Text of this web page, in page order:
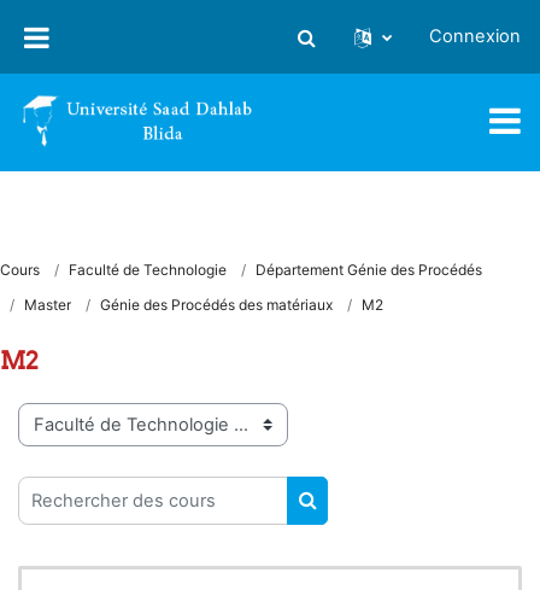
Activer/désactiver la saisie
Connexion
Cours Faculté de Technologie
Département Génie des Procédés
Master
Génie des Procédés des matériaux M2
M2
Catégories de cours
Rechercher des cours
RECHERCHER DES